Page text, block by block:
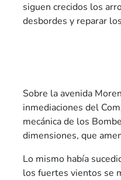
siguen crecidos los
desbordes y reparar
Sobre la avenida
inmediaciones del
mecánica de los
dimensiones, que
Lo mismo había
los fuertes vientos se